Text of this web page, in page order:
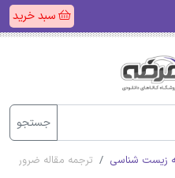
سبد خرید
جستجو
زیست شناسی ترجمه مقاله ضرورت